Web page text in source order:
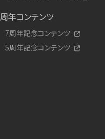
周年コンテンツ
7周年記念コンテンツ
5周年記念コンテンツ